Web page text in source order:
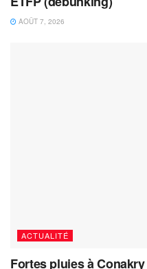
AOÛT 7, 2026
ACTUALITÉ
Fortes pluies à